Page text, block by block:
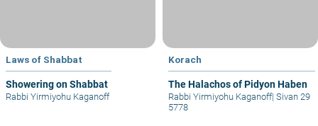
Laws of Shabbat
Showering on Shabbat
Rabbi Yirmiyohu Kaganoff
Korach
The Halachos of Pidyon Haben
Rabbi Yirmiyohu Kaganoff| Sivan 29
5778